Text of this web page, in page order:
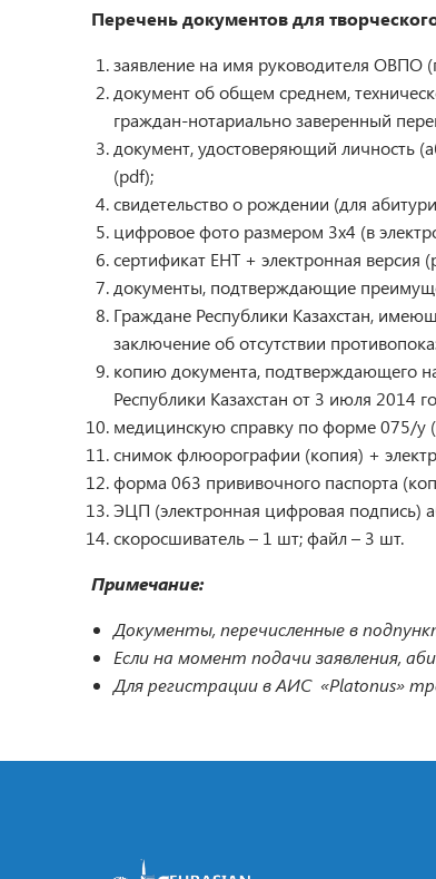
Перечень документов для
заявление на имя руководителя ОВПО
документ об общем среднем,
граждан-нотариально заверенный
документ, удостоверяющий личность
(pdf);
свидетельство о рождении (для
цифровое фото размером 3x4 (в
сертификат ЕНТ + электронная версия
документы, подтверждающие
Граждане Республики Казахстан,
заключение об отсутствии
копию документа, подтверждающего
Республики Казахстан от 3 июля 2014
медицинскую справку по форме 075/у
снимок флюорографии (копия) +
форма 063 прививочного паспорта
ЭЦП (электронная цифровая подпись)
скоросшиватель – 1 шт; файл – 3 шт.
Примечание:
Документы, перечисленные в
Если на момент подачи заявления,
Для регистрации в АИС «Platonus»